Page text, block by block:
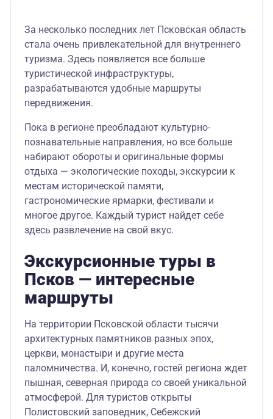
За несколько последних лет Псковская область
стала очень привлекательной для внутреннего
туризма. Здесь появляется все больше
туристической инфраструктуры,
разрабатываются удобные маршруты
передвижения.
Пока в регионе преобладают культурно-
познавательные направления, но все больше
набирают обороты и оригинальные формы
отдыха — экологические походы, экскурсии к
местам исторической памяти,
гастрономические ярмарки, фестивали и
многое другое. Каждый турист найдет себе
здесь развлечение на свой вкус.
Экскурсионные туры в
Псков — интересные
маршруты
На территории Псковской области тысячи
архитектурных памятников разных эпох,
церкви, монастыри и другие места
паломничества. И, конечно, гостей региона ждет
пышная, северная природа со своей уникальной
атмосферой. Для туристов открыты
Полистовский заповедник, Себежский